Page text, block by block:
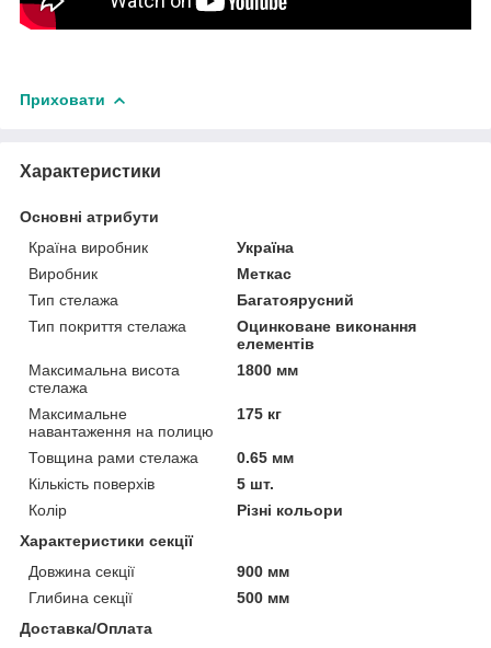
Приховати
Характеристики
Основні атрибути
Країна виробник
Україна
Виробник
Меткас
Тип стелажа
Багатоярусний
Тип покриття стелажа
Оцинковане виконання
елементів
Максимальна висота
стелажа
1800 мм
Максимальне
навантаження на полицю
175 кг
Товщина рами стелажа
0.65 мм
Кількість поверхів
5 шт.
Колір
Різні кольори
Характеристики секції
Довжина секції
900 мм
Глибина секції
500 мм
Доставка/Оплата